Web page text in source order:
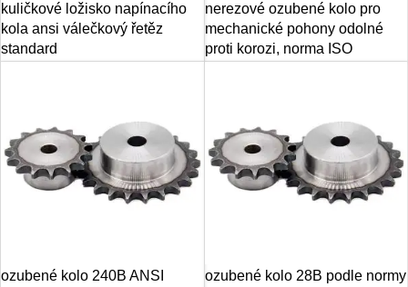
kuličkové ložisko napínacího
kola ansi válečkový řetěz
standard
nerezové ozubené kolo pro
mechanické pohony odolné
proti korozi, norma ISO
ozubené kolo 240B ANSI
ozubené kolo 28B podle normy